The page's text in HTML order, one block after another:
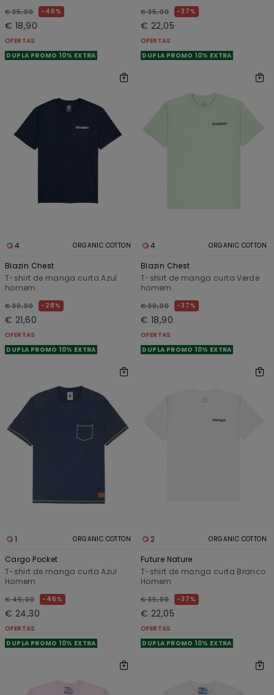
€ 35,00 46%
€ 18,90
OFERTAS
DUPLA PROMO 10% EXTRA
€ 35,00 37%
€ 22,05
OFERTAS
DUPLA PROMO 10% EXTRA
4 ORGANIC COTTON
Blazin Chest
T-shirt de manga curta Azul
homem
€ 30,00 28%
€ 21,60
OFERTAS
DUPLA PROMO 10% EXTRA
4 ORGANIC COTTON
Blazin Chest
T-shirt de manga curta Verde
homem
€ 30,00 37%
€ 18,90
OFERTAS
DUPLA PROMO 10% EXTRA
1 ORGANIC COTTON
Cargo Pocket
T-shirt de manga curta Azul
Homem
€ 45,00 46%
€ 24,30
OFERTAS
DUPLA PROMO 10% EXTRA
2 ORGANIC COTTON
Future Nature
T-shirt de manga curta Branco
Homem
€ 35,00 37%
€ 22,05
OFERTAS
DUPLA PROMO 10% EXTRA